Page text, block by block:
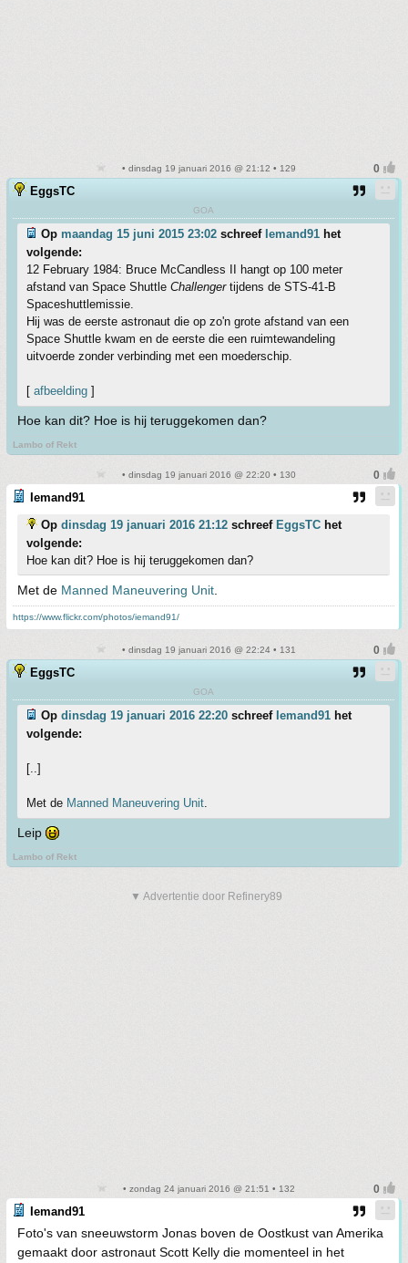
• dinsdag 19 januari 2016 @ 21:12 • 129
EggsTC
GOA
Op maandag 15 juni 2015 23:02 schreef Iemand91 het
volgende:
12 February 1984: Bruce McCandless II hangt op 100 meter
afstand van Space Shuttle Challengertijdens de STS-41-B
Spaceshuttlemissie.
Hij was de eerste astronaut die op zo'n grote afstand van een
Space Shuttle kwam en de eerste die een ruimtewandeling
uitvoerde zonder verbinding met een moederschip.
[ afbeelding ]
Hoe kan dit? Hoe is hij teruggekomen dan?
Lambo of Rekt
• dinsdag 19 januari 2016 @ 22:20 • 130
Iemand91
Op dinsdag 19 januari 2016 21:12 schreef EggsTC het
volgende:
Hoe kan dit? Hoe is hij teruggekomen dan?
Met de Manned Maneuvering Unit.
https://www.flickr.com/photos/iemand91/
• dinsdag 19 januari 2016 @ 22:24 • 131
EggsTC
GOA
Op dinsdag 19 januari 2016 22:20 schreef Iemand91 het
volgende:
[..]
Met de Manned Maneuvering Unit.
Leip
Lambo of Rekt
▼ Advertentie door Refinery89
• zondag 24 januari 2016 @ 21:51 • 132
Iemand91
Foto's van sneeuwstorm Jonas boven de Oostkust van Amerika
gemaakt door astronaut Scott Kelly die momenteel in het